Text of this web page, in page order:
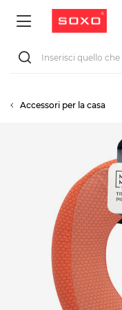
Accessori per la casa